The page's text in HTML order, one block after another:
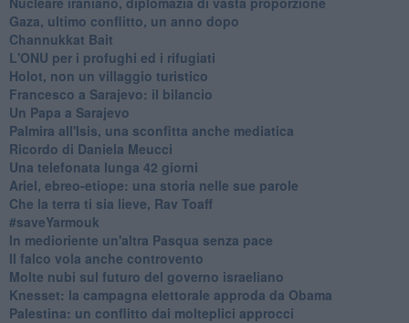
Gaza, ultimo conflitto, un anno dopo
Channukkat Bait
L'ONU per i profughi ed i rifugiati
Holot, non un villaggio turistico
Francesco a Sarajevo: il bilancio
Un Papa a Sarajevo
Palmira all'Isis, una sconfitta anche mediatica
Ricordo di Daniela Meucci
​Una telefonata lunga 42 giorni
​Ariel, ebreo-etiope: una storia nelle sue parole
Che la terra ti sia lieve, Rav Toaff
​#saveYarmouk
​In medioriente un'altra Pasqua senza pace
​Il falco vola anche controvento
Molte nubi sul futuro del governo israeliano
Knesset: la campagna elettorale approda da Obama
Palestina: un conflitto dai molteplici approcci